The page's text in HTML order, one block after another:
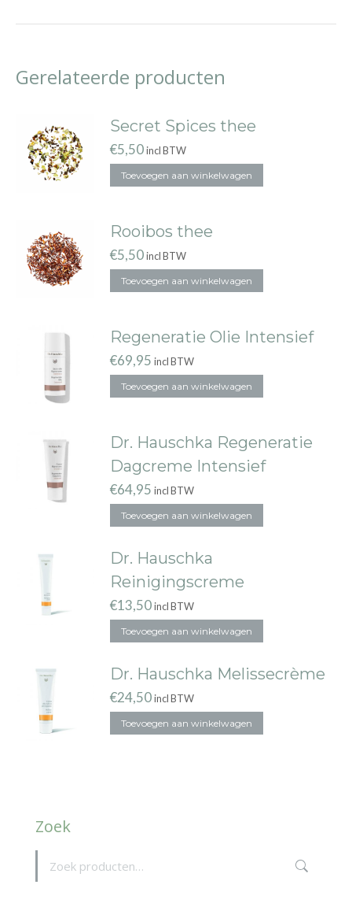
Gerelateerde producten
Secret Spices thee
€5,50incl BTW
Toevoegen aan winkelwagen
Rooibos thee
€5,50incl BTW
Toevoegen aan winkelwagen
Regeneratie Olie Intensief
€69,95 incl BTW
Toevoegen aan winkelwagen
Dr. Hauschka Regeneratie
Dagcreme Intensief
€64,95 incl BTW
Toevoegen aan winkelwagen
Dr. Hauschka
Reinigingscreme
€13,50incl BTW
Toevoegen aan winkelwagen
Dr. Hauschka Melissecrème
€24,50incl BTW
Toevoegen aan winkelwagen
Zoek